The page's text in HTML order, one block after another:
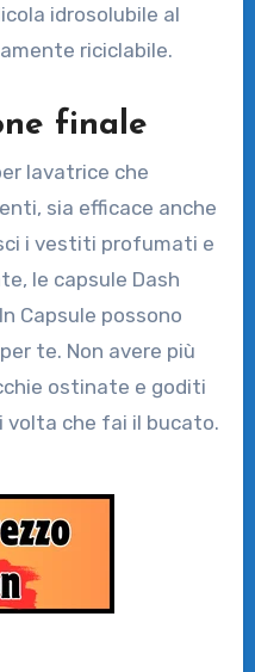
idrosolubile al
riciclabile.
finale
lavatrice che
sia efficace anche
i vestiti profumati e
le capsule Dash
Capsule possono
te. Non avere più
ostinate e goditi
volta che fai il bucato.